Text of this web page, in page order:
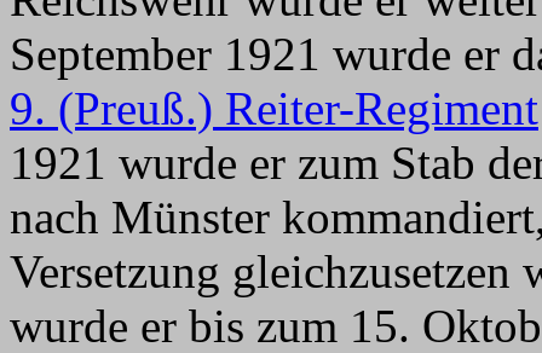
September 1921 wurde er
9. (Preuß.) Reiter-Regiment
1921 wurde er zum Stab
nach Münster
Versetzung gleichzusetzen
wurde er bis zum 15.